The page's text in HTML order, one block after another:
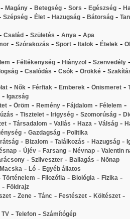
- Magány - Betegség - Sors - Egészség -
Szépség - Élet - Hazugság - Bátorság -
Család - Születés - Anya - Apa
- Szórakozás - Sport - Italok - Ételek -
- Féltékenység - Hiányzol - Szenvedély -
- Csalódás - Csók - Örökké -
- Nõk - Férfiak - Emberek - Önismeret -
- Igazság
- Öröm - Remény - Fájdalom - Félelem -
- Tisztelet - Irigység - Szomorúság -
- Társadalom - Vallás - Haza - Válság -
- Gazdagság - Politika
- Bizalom - Találkozás - Hazugság -
- Újév - Farsang - Névnap - Valentin
- Szilveszter - Ballagás - Nõnap
Macska - Ló - Egyéb állatos
Történelem - Filozófia - Biológia - Fizika -
- Földrajz
- Zene - Tánc - Festészet - Költészet -
TV - Telefon - Számítógép